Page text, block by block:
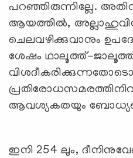
പറഞ്ഞിരുന്നില്ലേ.
ആയത്തില്‍,
ചെലവഴിക്കുവാനും
ശേഷം ഥാലൂത്ത്-
ആവശ്യകതയും
ഇനി 254 ലും,